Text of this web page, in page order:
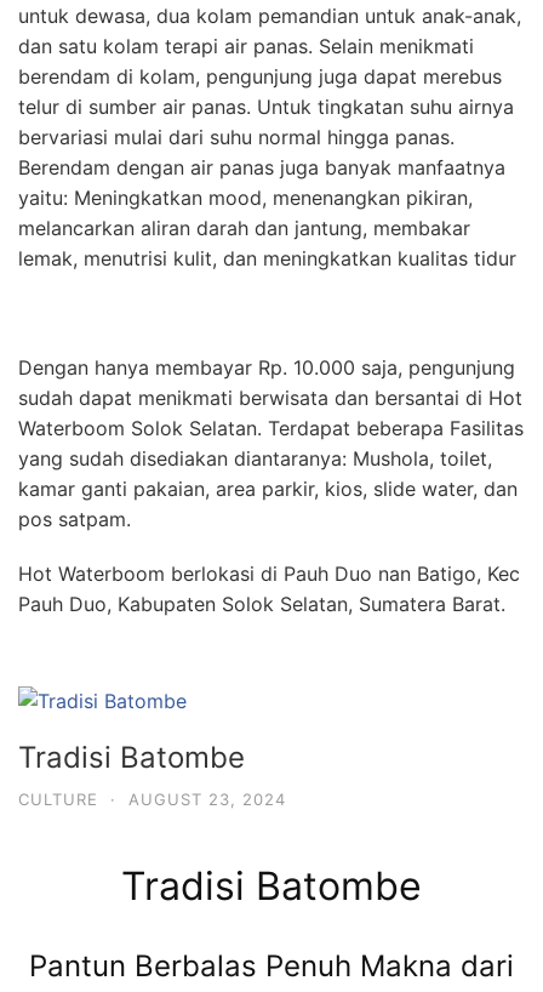
untuk dewasa, dua kolam pemandian untuk anak-anak,
dan satu kolam terapi air panas. Selain menikmati
berendam di kolam, pengunjung juga dapat merebus
telur di sumber air panas. Untuk tingkatan suhu airnya
bervariasi mulai dari suhu normal hingga panas.
Berendam dengan air panas juga banyak manfaatnya
yaitu: Meningkatkan mood, menenangkan pikiran,
melancarkan aliran darah dan jantung, membakar
lemak, menutrisi kulit, dan meningkatkan kualitas tidur
Dengan hanya membayar Rp. 10.000 saja, pengunjung
sudah dapat menikmati berwisata dan bersantai di Hot
Waterboom Solok Selatan. Terdapat beberapa Fasilitas
yang sudah disediakan diantaranya: Mushola, toilet,
kamar ganti pakaian, area parkir, kios, slide water, dan
pos satpam.
Hot Waterboom berlokasi di Pauh Duo nan Batigo, Kec
Pauh Duo, Kabupaten Solok Selatan, Sumatera Barat.
Tradisi Batombe
CULTURE · AUGUST 23, 2024
Tradisi Batombe
Pantun Berbalas Penuh Makna dari